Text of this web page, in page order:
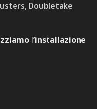
, Doubletake
l’installazione